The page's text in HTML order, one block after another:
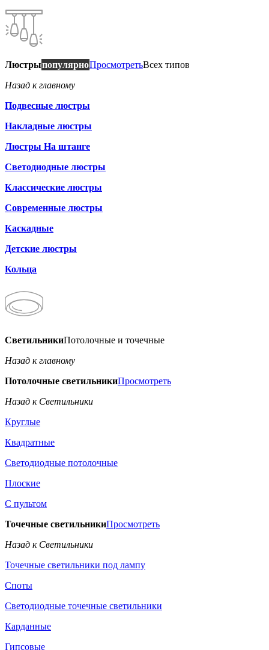
ЛюстрыпопулярноПросмотретьВсех типов
Назад к главному
Подвесные люстры
Накладные люстры
Люстры На штанге
Светодиодные люстры
Классические люстры
Современные люстры
Каскадные
Детские люстры
Кольца
СветильникиПотолочные и точечные
Назад к главному
Потолочные светильникиПросмотреть
Назад к Светильники
Круглые
Квадратные
Светодиодные потолочные
Плоские
С пультом
Точечные светильникиПросмотреть
Назад к Светильники
Точечные светильники под лампу
Споты
Светодиодные точечные светильники
Карданные
Гипсовые